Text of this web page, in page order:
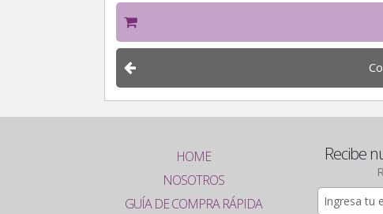
HOME
NOSOTROS
GUÍA DE COMPRA RÁPIDA
Recibe